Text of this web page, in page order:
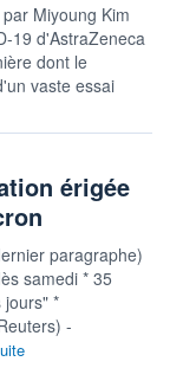
Miyoung Kim
19 d'AstraZeneca
dont le
vaste essai
érigée
paragraphe)
samedi * 35
jours" *
-